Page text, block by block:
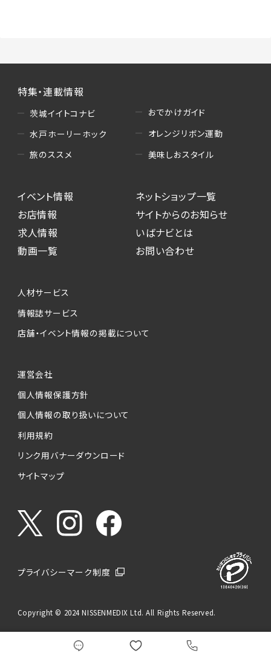
特集・連載情報
茨城イイトコナビ
水戸ホーリーホック
旅のススメ
おでかけガイド
オレンジリボン運動
美味しおスタイル
イベント情報
お店情報
求人情報
動画一覧
ネットショップ一覧
サイトからのお知らせ
いばナビとは
お問い合わせ
人材サービス
情報誌サービス
店舗・イベント情報の掲載について
運営会社
個人情報保護方針
個人情報の取り扱いについて
利用規約
リンク用バナーダウンロード
サイトマップ
プライバシーマーク制度
Copyright © 2024 NISSENMEDIX Ltd. All Rights Reserved.